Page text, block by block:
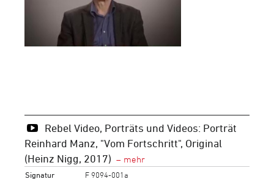
Rebel Video, Porträts und Videos: Porträt
Reinhard Manz, "Vom Fortschritt", Original
(Heinz Nigg, 2017)
Signatur
F 9094-001a